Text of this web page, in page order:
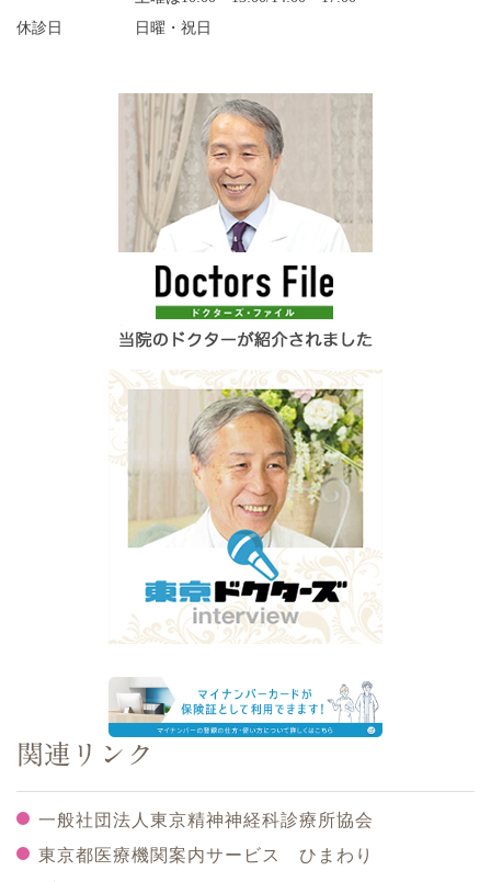
休診日
日曜・祝日
関連リンク
一般社団法人東京精神神経科診療所協会
東京都医療機関案内サービス ひまわり